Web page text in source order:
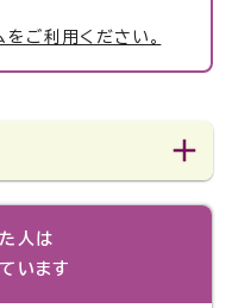
ご利用ください。
人は
います